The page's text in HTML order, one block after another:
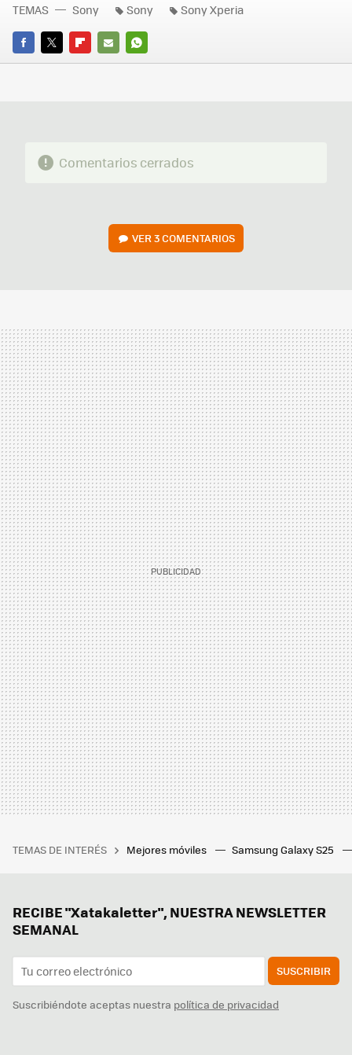
FACEBOOK
TWITTERFLIPBOARD
E-
WHATSAPP
TEMAS Sony Sony Sony Xperia
Comentarios cerrados
VER3 COMENTARIOS
TEMAS DE INTERÉS Mejores móviles Samsung Galaxy S25
RECIBE "Xatakaletter", NUESTRA NEWSLETTER
SEMANAL
SUSCRIBIR
Suscribiéndote aceptas nuestra política de privacidad